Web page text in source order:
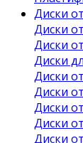
Диски
Диски
Диски
Диски
Диски
Диски
Диски
Диски
Диски